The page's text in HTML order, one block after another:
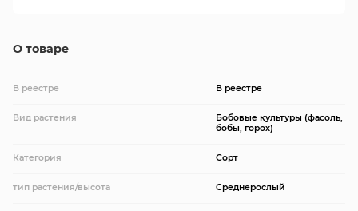
О товаре
В реестре В реестре
Вид растения
Бобовые культуры (фасоль,
бобы, горох)
Категория Сорт
тип растения/высота Среднерослый